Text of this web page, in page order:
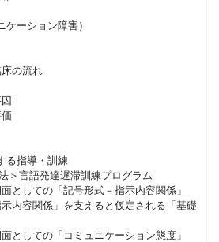
ーション障害）
の流れ
る指導・訓練
＞言語発達遅滞訓練プログラム
しての「記号形式－指示内容関係」
容関係」を支えると仮定される「基礎
しての「コミュニケーション態度」